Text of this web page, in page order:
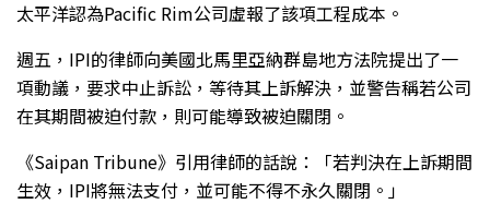
太平洋認為Pacific Rim公司虛報了該項工程成本。
週五，IPI的律師向美國北馬里亞納群島地方法院提出了一
項動議，要求中止訴訟，等待其上訴解決，並警告稱若公司
在其期間被迫付款，則可能導致被迫關閉。
《Saipan Tribune》引用律師的話說：「若判決在上訴期間
生效，IPI將無法支付，並可能不得不永久關閉。」